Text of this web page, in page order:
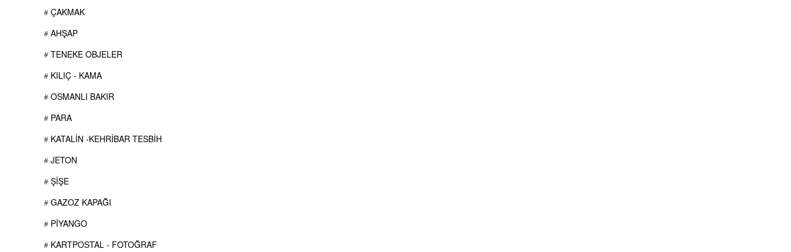
ÇAKMAK
AHŞAP
TENEKE OBJELER
KILIÇ - KAMA
OSMANLI BAKIR
PARA
KATALİN -KEHRİBAR TESBİH
JETON
ŞİŞE
GAZOZ KAPAĞI
PİYANGO
KARTPOSTAL - FOTOĞRAF